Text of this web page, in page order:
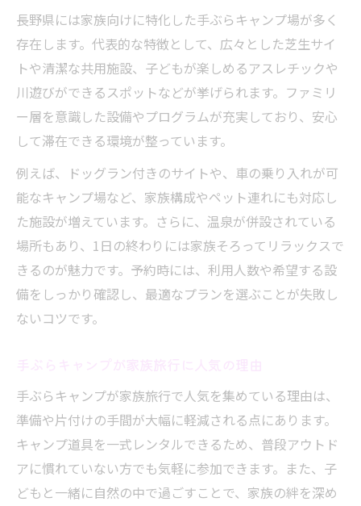
長野県には家族向けに特化した手ぶらキャンプ場が多く
存在します。代表的な特徴として、広々とした芝生サイ
トや清潔な共用施設、子どもが楽しめるアスレチックや
川遊びができるスポットなどが挙げられます。ファミリ
ー層を意識した設備やプログラムが充実しており、安心
して滞在できる環境が整っています。
例えば、ドッグラン付きのサイトや、車の乗り入れが可
能なキャンプ場など、家族構成やペット連れにも対応し
た施設が増えています。さらに、温泉が併設されている
場所もあり、1日の終わりには家族そろってリラックスで
きるのが魅力です。予約時には、利用人数や希望する設
備をしっかり確認し、最適なプランを選ぶことが失敗し
ないコツです。
手ぶらキャンプが家族旅行で人気を集めている理由は、
準備や片付けの手間が大幅に軽減される点にあります。
キャンプ道具を一式レンタルできるため、普段アウトド
アに慣れていない方でも気軽に参加できます。また、子
どもと一緒に自然の中で過ごすことで、家族の絆を深め